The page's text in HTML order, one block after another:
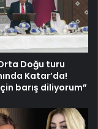
Doğu turu
Katar’da!
barış diliyorum”